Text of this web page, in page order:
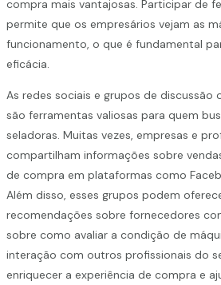
compra mais vantajosas. Participar de
permite que os empresários vejam as
funcionamento, o que é fundamental
eficácia.
As redes sociais e grupos de discussão
são ferramentas valiosas para quem
seladoras. Muitas vezes, empresas e
compartilham informações sobre
de compra em plataformas como
Além disso, esses grupos podem
recomendações sobre fornecedores
sobre como avaliar a condição de
interação com outros profissionais do
enriquecer a experiência de compra e